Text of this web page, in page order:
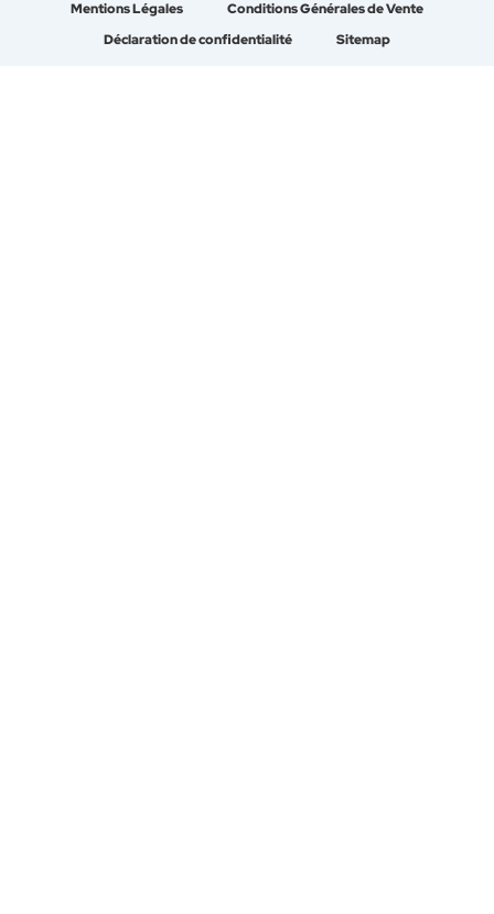
Mentions Légales
Conditions Générales de Vente
Déclaration de confidentialité
Sitemap